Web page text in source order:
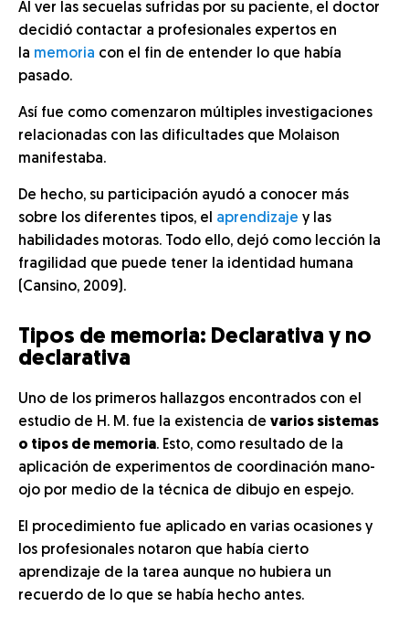
Al ver las secuelas sufridas por su paciente, el doctor
decidió contactar a profesionales expertos en
la memoria con el fin de entender lo que había
pasado.
Así fue como comenzaron múltiples investigaciones
relacionadas con las dificultades que Molaison
manifestaba.
De hecho, su participación ayudó a conocer más
sobre los diferentes tipos, el aprendizaje y las
habilidades motoras. Todo ello, dejó como lección la
fragilidad que puede tener la identidad humana
(Cansino, 2009).
Tipos de memoria: Declarativa y no
declarativa
Uno de los primeros hallazgos encontrados con el
estudio de H. M. fue la existencia de varios sistemas
o tipos de memoria. Esto, como resultado de la
aplicación de experimentos de coordinación mano-
ojo por medio de la técnica de dibujo en espejo.
El procedimiento fue aplicado en varias ocasiones y
los profesionales notaron que había cierto
aprendizaje de la tarea aunque no hubiera un
recuerdo de lo que se había hecho antes.